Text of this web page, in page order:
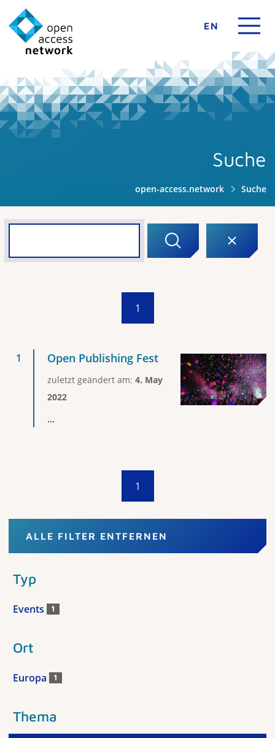
EN
Suche
open-access.network Suche
1
Open Publishing Fest
zuletzt geändert am: 4. May
2022
...
1
ALLE FILTER ENTFERNEN
Typ
Events 1
Ort
Europa 1
Thema